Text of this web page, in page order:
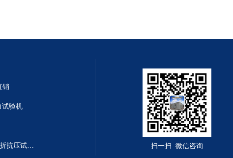
销
试验机
DYE-300B型全自动恒应力抗折抗压试验机 扫一扫 微信咨询